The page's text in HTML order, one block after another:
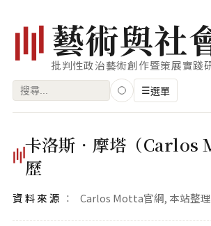
藝術與社
批判性政治藝術創作暨策展實踐
搜
鍵
字:
☰選單
藝術家
卡洛斯．摩塔（Carlos
歷
資料來源 Carlos Motta官網, 本站整理